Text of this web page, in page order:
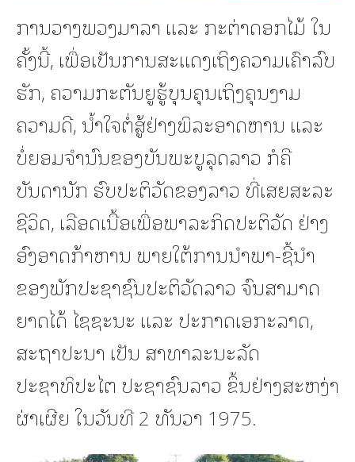
ການວາງພວງມາລາ ແລະ ກະຕ່າດອກໄມ້ ໃນ
ຄັ້ງນີ້, ເພື່ອເປັນການສະແດງເຖິງຄວາມເຄົາລົບ
ຮັກ, ຄວາມກະຕັນຍູຮູ້ບຸນຄຸນເຖິງຄຸນງາມ
ຄວາມດີ, ນ້ຳໃຈຕໍ່ສູ້ຢ່າງພິລະອາດຫານ ແລະ
ບໍ່ຍອມຈຳນົນຂອງບັນພະບູລຸດລາວ ກໍຄື
ບັນດານັກ ຮົບປະຕິວັດຂອງລາວ ທີ່ເສຍສະລະ
ຊີວິດ, ເລືອດເນື້ອເພື່ອພາລະກິດປະຕິວັດ ຢ່າງ
ອົງອາດກ້າຫານ ພາຍໃຕ້ການນຳພາ-ຊີ້ນຳ
ຂອງພັກປະຊາຊົນປະຕິວັດລາວ ຈົນສາມາດ
ຍາດໄດ້ ໄຊຊະນະ ແລະ ປະກາດເອກະລາດ,
ສະຖາປະນາ ເປັນ ສາທາລະນະລັດ
ປະຊາທິປະໄຕ ປະຊາຊົນລາວ ຂຶ້ນຢ່າງສະຫງ່າ
ຜ່າເຜີຍ ໃນວັນທີ 2 ທັນວາ 1975.